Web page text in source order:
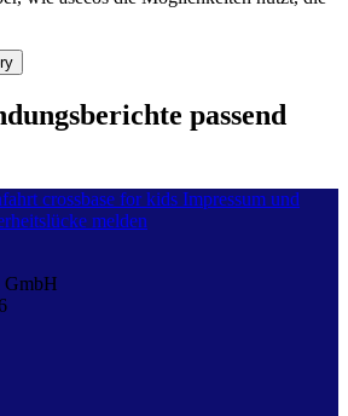
passend
crossbase for kids Impressum und
melden
GmbH